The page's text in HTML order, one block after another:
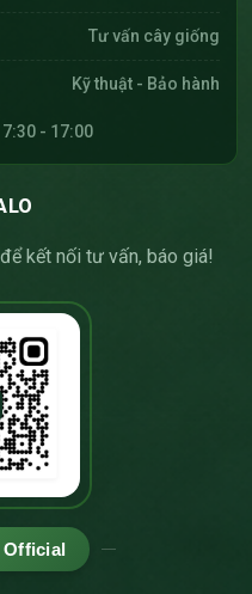
Tư vấn cây giống
Kỹ thuật - Bảo hành
- 17:00
kết nối tư vấn, báo giá!
Official